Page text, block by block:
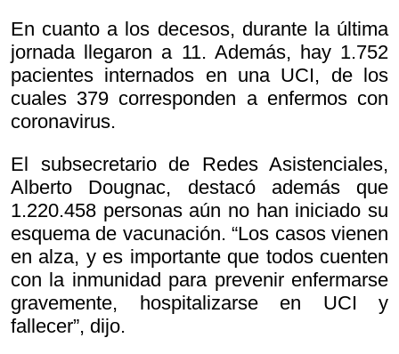
En cuanto a los decesos, durante la última
jornada llegaron a 11. Además, hay 1.752
pacientes internados en una UCI, de los
cuales 379 corresponden a enfermos con
coronavirus.
El subsecretario de Redes Asistenciales,
Alberto Dougnac, destacó además que
1.220.458 personas aún no han iniciado su
esquema de vacunación. “Los casos vienen
en alza, y es importante que todos cuenten
con la inmunidad para prevenir enfermarse
gravemente, hospitalizarse en UCI y
fallecer”, dijo.